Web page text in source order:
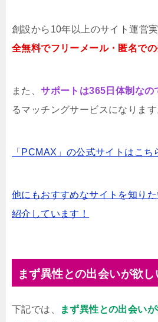
創設から10年以上のサイト運営
全無料でフリーメール・匿名での
また、サポートは365日体制なの
るマッチングサービスになります
「PCMAX」の公式サイトはこち
他にもおすすめなサイトを知り
紹介しています！
まず異性との出会いが欲し
下記では、
まず異性との出会い